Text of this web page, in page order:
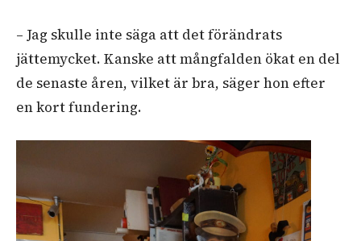
– Jag skulle inte säga att det förändrats
jättemycket. Kanske att mångfalden ökat en del
de senaste åren, vilket är bra, säger hon efter
en kort fundering.